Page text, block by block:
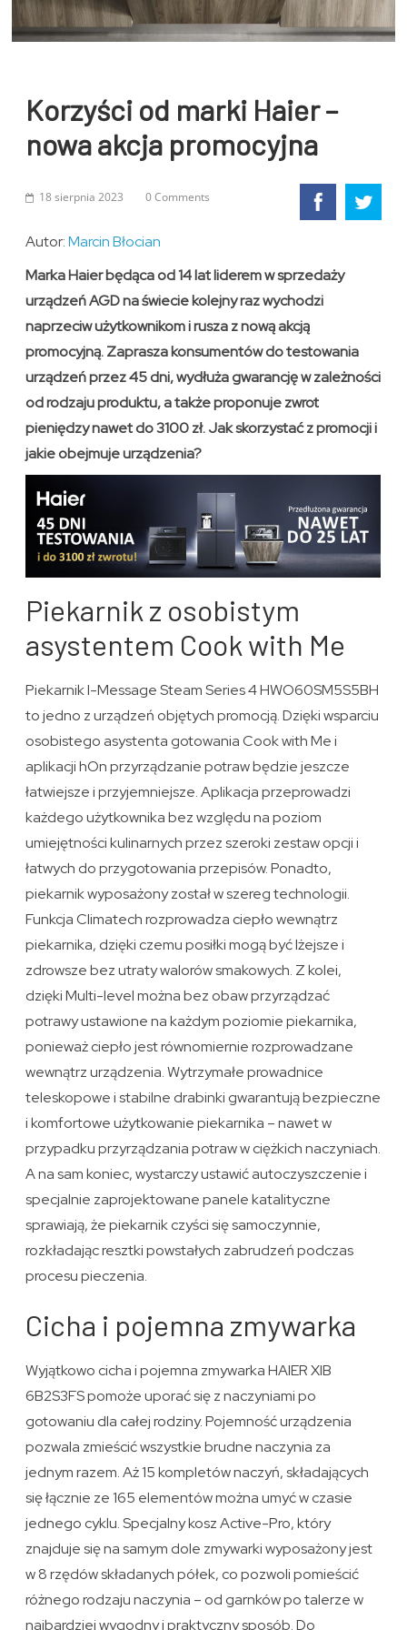
Korzyści od marki Haier –
nowa akcja promocyjna
18 sierpnia 2023 0 Comments
Autor:Marcin Błocian
Marka Haier będąca od 14 lat liderem w sprzedaży
urządzeń AGD na świecie kolejny raz wychodzi
naprzeciw użytkownikom i rusza z nową akcją
promocyjną. Zaprasza konsumentów do testowania
urządzeń przez 45 dni, wydłuża gwarancję w zależności
od rodzaju produktu, a także proponuje zwrot
pieniędzy nawet do 3100 zł. Jak skorzystać z promocji i
jakie obejmuje urządzenia?
Piekarnik z osobistym
asystentem Cook with Me
Piekarnik I-Message Steam Series 4 HWO60SM5S5BH
to jedno z urządzeń objętych promocją. Dzięki wsparciu
osobistego asystenta gotowania Cook with Me i
aplikacji hOn przyrządzanie potraw będzie jeszcze
łatwiejsze i przyjemniejsze. Aplikacja przeprowadzi
każdego użytkownika bez względu na poziom
umiejętności kulinarnych przez szeroki zestaw opcji i
łatwych do przygotowania przepisów. Ponadto,
piekarnik wyposażony został w szereg technologii.
Funkcja Climatech rozprowadza ciepło wewnątrz
piekarnika, dzięki czemu posiłki mogą być lżejsze i
zdrowsze bez utraty walorów smakowych. Z kolei,
dzięki Multi-level można bez obaw przyrządzać
potrawy ustawione na każdym poziomie piekarnika,
ponieważ ciepło jest równomiernie rozprowadzane
wewnątrz urządzenia. Wytrzymałe prowadnice
teleskopowe i stabilne drabinki gwarantują bezpieczne
i komfortowe użytkowanie piekarnika – nawet w
przypadku przyrządzania potraw w ciężkich naczyniach.
A na sam koniec, wystarczy ustawić autoczyszczenie i
specjalnie zaprojektowane panele katalityczne
sprawiają, że piekarnik czyści się samoczynnie,
rozkładając resztki powstałych zabrudzeń podczas
procesu pieczenia.
Cicha i pojemna zmywarka
Wyjątkowo cicha i pojemna zmywarka HAIER XIB
6B2S3FS pomoże uporać się z naczyniami po
gotowaniu dla całej rodziny. Pojemność urządzenia
pozwala zmieścić wszystkie brudne naczynia za
jednym razem. Aż 15 kompletów naczyń, składających
się łącznie ze 165 elementów można umyć w czasie
jednego cyklu. Specjalny kosz Active-Pro, który
znajduje się na samym dole zmywarki wyposażony jest
w 8 rzędów składanych półek, co pozwoli pomieścić
różnego rodzaju naczynia – od garnków po talerze w
najbardziej wygodny i praktyczny sposób. Do